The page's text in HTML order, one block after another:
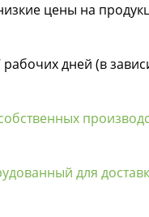
цены на
дней (в
для